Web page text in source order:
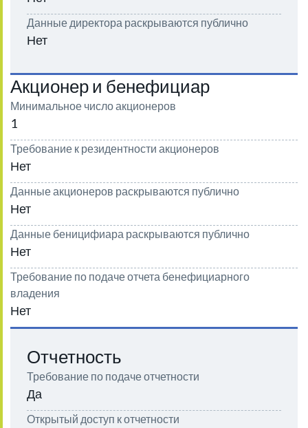
Данные директора раскрываются публично
Нет
Акционер и бенефициар
Минимальное число акционеров
1
Требование к резидентности акционеров
Нет
Данные акционеров раскрываются публично
Нет
Данные беницифиара раскрываются публично
Нет
Требование по подаче отчета бенефициарного
владения
Нет
Отчетность
Требование по подаче отчетности
Да
Открытый доступ к отчетности